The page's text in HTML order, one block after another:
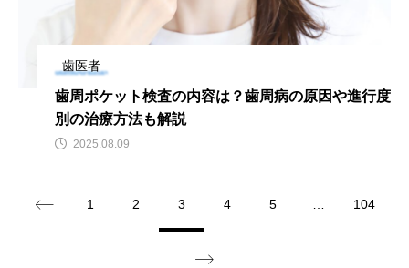
歯医者
歯周ポケット検査の内容は？歯周病の原因や進行度
別の治療方法も解説
2025.08.09
1 2 3 4 5 104